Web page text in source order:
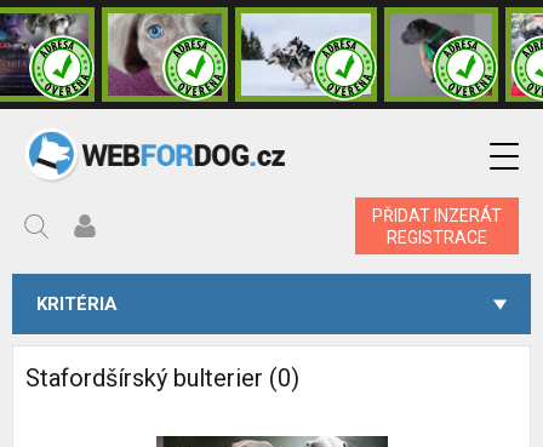
PŘIDAT INZERÁT
REGISTRACE
KRITÉRIA
Stafordšírský bulterier (0)